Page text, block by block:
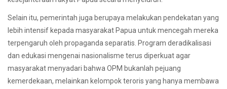
Selain itu, pemerintah juga berupaya melakukan pendekatan yang
lebih intensif kepada masyarakat Papua untuk mencegah mereka
terpengaruh oleh propaganda separatis. Program deradikalisasi
dan edukasi mengenai nasionalisme terus diperkuat agar
masyarakat menyadari bahwa OPM bukanlah pejuang
kemerdekaan, melainkan kelompok teroris yang hanya membawa